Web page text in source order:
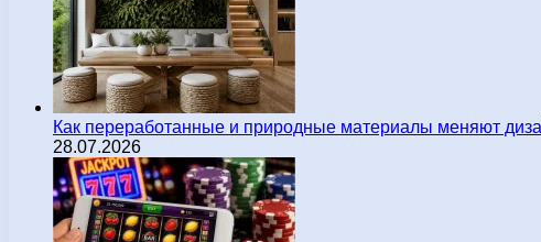
Как переработанные и природные материалы меняют
28.07.2026